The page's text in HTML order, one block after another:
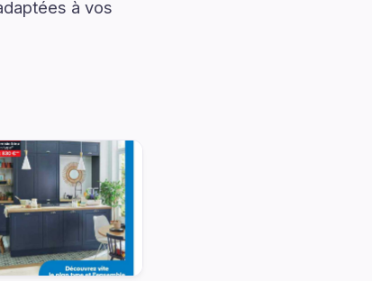
à vos